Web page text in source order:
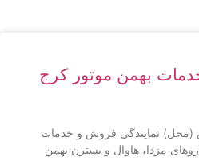
بهمن موتور کرج
(محل) نمایندگی فروش و خدمات
مزدا، هاوال و بسترن بهمن